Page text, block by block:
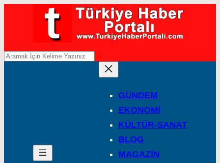
A
GÜNDEM
EKONOMİ
KÜLTÜR-SANAT
BLOG
MAGAZİN